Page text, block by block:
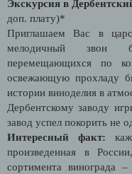
Экскурсия в
доп. плату)*
Приглашаем Вас в
мелодичный звон
перемещающихся по
освежающую прохладу
истории виноделия в
Дербентскому заводу
завод успел покорить не
Интересный факт:
произведенная в
сортимента винограда